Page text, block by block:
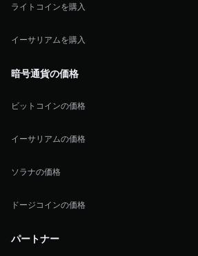
ライトコインを購入
イーサリアムを購入
暗号通貨の価格
ビットコインの価格
イーサリアムの価格
ソラナの価格
ドージコインの価格
パートナー